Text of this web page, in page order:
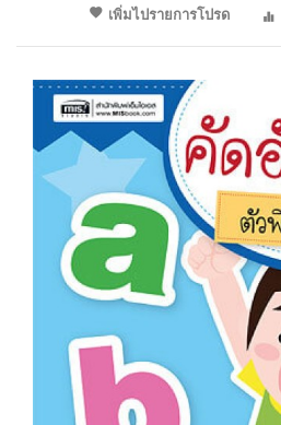
เพิ่มไปรายการโปรด